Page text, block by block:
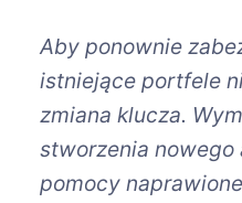
Aby ponownie
istniejące portfele
zmiana klucza.
stworzenia nowego
pomocy